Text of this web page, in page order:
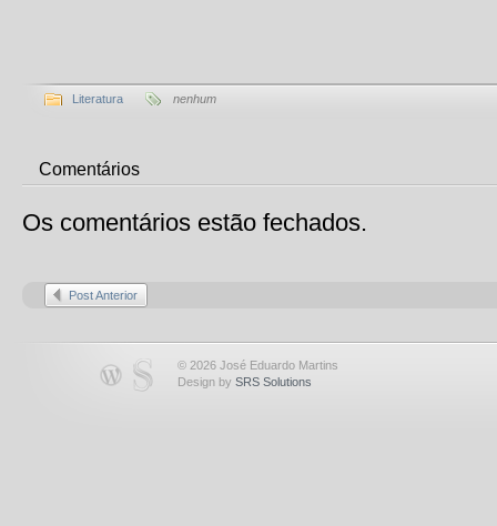
Literatura nenhum
Comentários
Os comentários estão fechados.
Post Anterior
© 2026 José Eduardo Martins
Design by SRS Solutions